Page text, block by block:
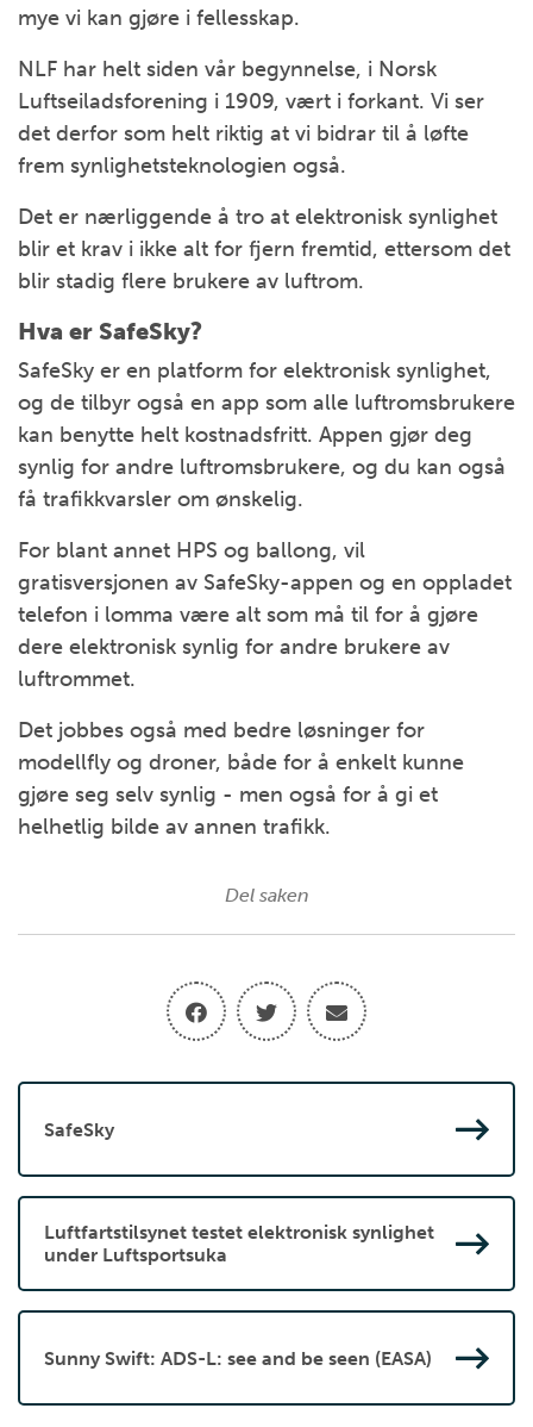
mye vi kan gjøre i fellesskap.
NLF har helt siden vår begynnelse, i Norsk
Luftseiladsforening i 1909, vært i forkant. Vi ser
det derfor som helt riktig at vi bidrar til å løfte
frem synlighetsteknologien også.
Det er nærliggende å tro at elektronisk synlighet
blir et krav i ikke alt for fjern fremtid, ettersom det
blir stadig flere brukere av luftrom.
Hva er SafeSky?
SafeSky er en platform for elektronisk synlighet,
og de tilbyr også en app som alle luftromsbrukere
kan benytte helt kostnadsfritt. Appen gjør deg
synlig for andre luftromsbrukere, og du kan også
få trafikkvarsler om ønskelig.
For blant annet HPS og ballong, vil
gratisversjonen av SafeSky-appen og en oppladet
telefon i lomma være alt som må til for å gjøre
dere elektronisk synlig for andre brukere av
luftrommet.
Det jobbes også med bedre løsninger for
modellfly og droner, både for å enkelt kunne
gjøre seg selv synlig - men også for å gi et
helhetlig bilde av annen trafikk.
Del saken
SafeSky
Luftfartstilsynet testet elektronisk synlighet
under Luftsportsuka
Sunny Swift: ADS-L: see and be seen (EASA)